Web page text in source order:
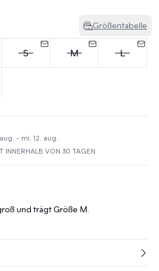
Größentabelle
S M L
- mi. 12. aug.
INNERHALB VON 30 TAGEN
und trägt Größe M.